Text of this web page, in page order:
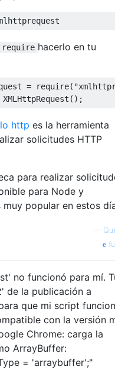
require hacerlo en tu
= require(
http es la herramienta
solicitudes HTTP
para realizar
para Node y
muy popular en estos
—
no funcionó para mí.
de la publicación a
que mi script
con la versión
Chrome: carga la
ArrayBuffer:
= 'arraybuffer';"